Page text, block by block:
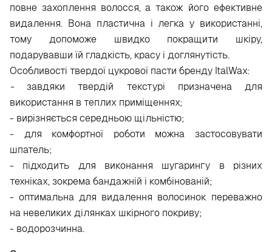
повне захоплення волосся, а також його ефективне
видалення. Вона пластична і легка у використанні,
тому допоможе швидко покращити шкіру,
подарувавши їй гладкість, красу і доглянутість.
Особливості твердої цукрової пасти бренду ItalWax:
-завдяки твердій текстурі призначена для
використання в теплих приміщеннях;
- вирізняється середньою щільністю;
- для комфортної роботи можна застосовувати
шпатель;
- підходить для виконання шугарингу в різних
техніках, зокрема бандажній і комбінованій;
- оптимальна для видалення волосинок переважно
на невеликих ділянках шкірного покриву;
- водорозчинна.